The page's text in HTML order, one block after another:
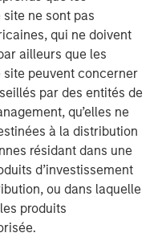
ne sont pas
qui ne doivent
ailleurs que les
peuvent concerner
par des entités de
qu’elles ne
à la distribution
résidant dans une
d’investissement
ou dans laquelle
produits
for commercial real
anticipating a rebound
but global value
the first three
by tariffs, kept the
than-expected interest
muted transaction
slowed occupier
excess supply—
rent growth.